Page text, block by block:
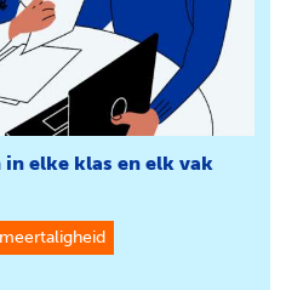
elke klas en elk vak